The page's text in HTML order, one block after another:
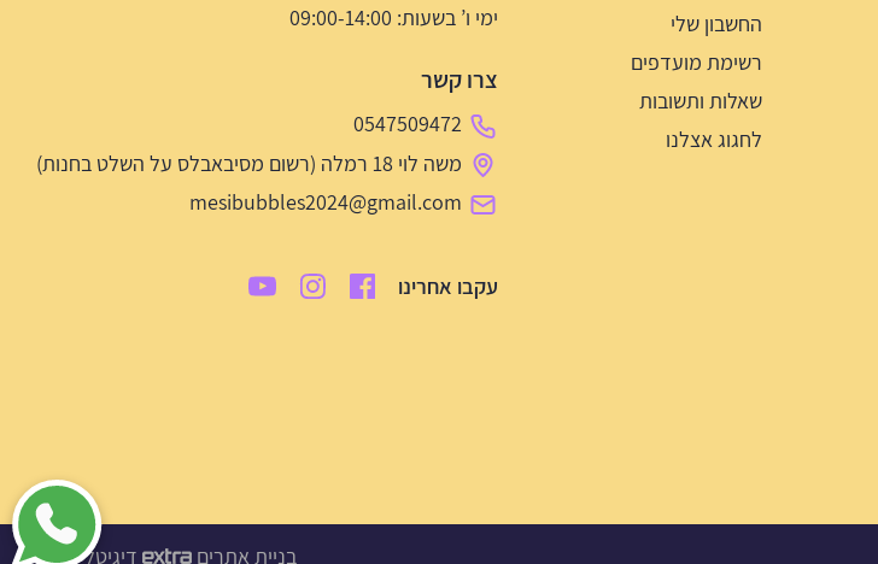
החשבון שלי
רשימת מועדפים
שאלות ותשובות
לחגוג אצלנו
ימי ו’ בשעות: 09:00-14:00
צרו קשר
0547509472
משה לוי 18 רמלה (רשום מסיבאבלס על השלט בחנות)
mesibubbles2024@gmail.com
עקבו אחרינו
בניית אתרים דיגיטל